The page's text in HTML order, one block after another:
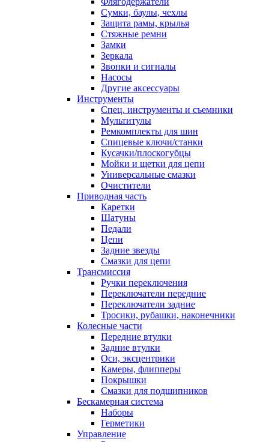
Сумки, баулы, чехлы
Защита рамы, крылья
Стяжные ремни
Замки
Зеркала
Звонки и сигналы
Насосы
Другие аксессуары
Инструменты
Спец. инструменты и съемники
Мультитулы
Ремкомплекты для шин
Спицевые ключи/станки
Кусачки/плоскогубцы
Мойки и щетки для цепи
Универсальные смазки
Очистители
Приводная часть
Каретки
Шатуны
Педали
Цепи
Задние звезды
Смазки для цепи
Трансмиссия
Ручки переключения
Переключатели передние
Переключатели задние
Тросики, рубашки, наконечники
Колесные части
Передние втулки
Задние втулки
Оси, эксцентрики
Камеры, флипперы
Покрышки
Смазки для подшипников
Бескамерная система
Наборы
Герметики
Управление